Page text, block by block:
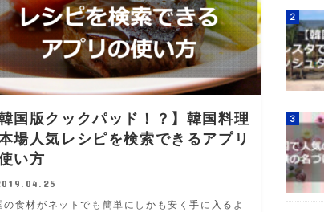
韓国版クックパッド！？】韓国料理
場人気レシピを検索できるアプリ
い方
の食材がネットでも簡単にしかも安く手に入るよ